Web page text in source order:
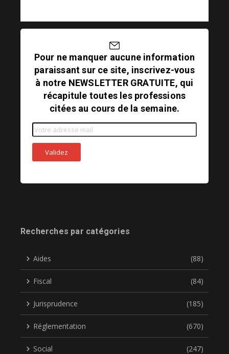
Pour ne manquer aucune information
paraissant sur ce site, inscrivez-vous
à notre NEWSLETTER GRATUITE, qui
récapitule toutes les professions
citées au cours de la semaine.
Recherches par catégories
Aides (88)
Fiscal (84)
Jurisprudence (185)
Réglementation (670)
Social (247)